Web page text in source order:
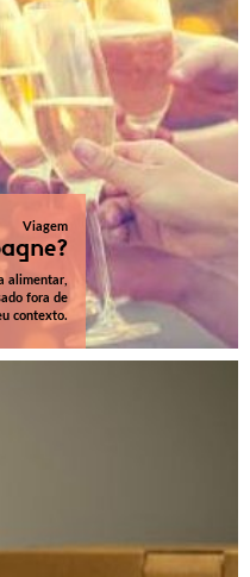
Viagem
alimentar,
fora de
contexto.